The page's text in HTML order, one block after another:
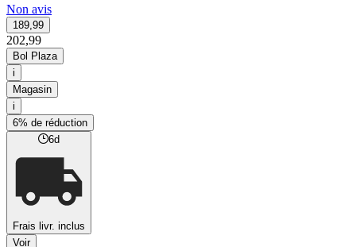
Non avis
189,99
202,99
Bol Plaza
i
Magasin
i
6% de réduction
6d
Frais livr. inclus
Voir